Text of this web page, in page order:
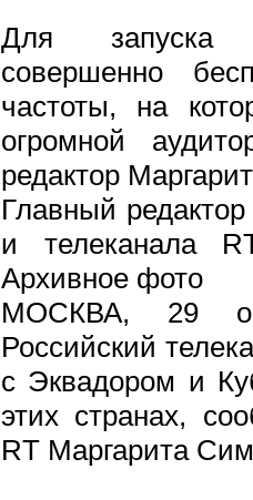
Для запуска
совершенно
частоты, на
огромной
редактор
Главный редактор
и телеканала
Архивное фото
МОСКВА, 29
Российский
с Эквадором и
этих странах,
RT Маргарита